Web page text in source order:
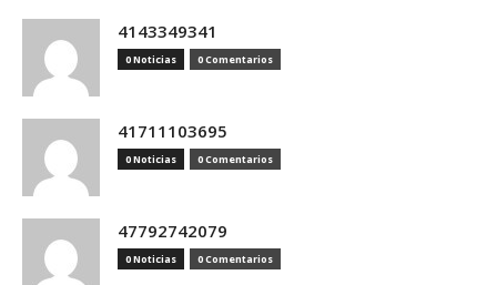
4143349341
0 Noticias 0 Comentarios
41711103695
0 Noticias 0 Comentarios
47792742079
0 Noticias 0 Comentarios